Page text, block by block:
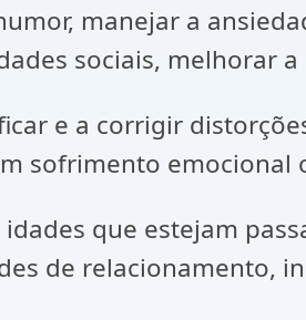
manejar a
sociais, melhorar
e a corrigir
sofrimento
que estejam
de relacionamento,